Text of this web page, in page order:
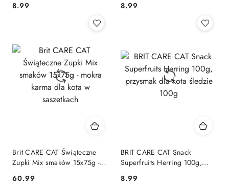
100g
Cena:
8.99
hipoalergiczny przysmak dla
Cena:
8.99
Brit CARE CAT Świąteczne
Zupki Mix smaków 15x75g -
saszetkach
Cena:
60.99
BRIT CARE CAT Snack
Superfruits Herring 100g,
100g
Cena:
8.99